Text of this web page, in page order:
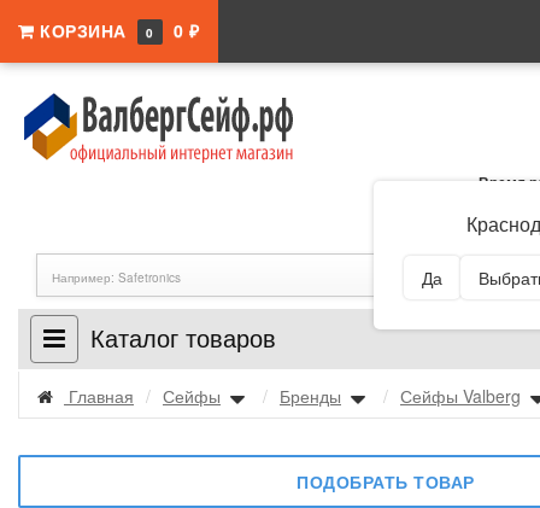
КОРЗИНА 0 0 ₽
Да
Время
Каталог товаров
Главная / Сейфы / Бренды / Сейфы Valberg
ПОДОБРАТЬ ТОВАР